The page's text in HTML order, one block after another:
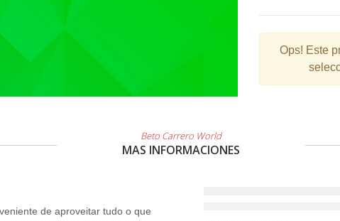
2
9
Ops! Este
Beto Carrero World
MAS INFORMACIONES
de aproveitar tudo o que